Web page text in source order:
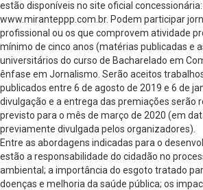
estão disponíveis no site oficial concessionária:
www.miranteppp.com.br. Podem participar
profissional ou os que comprovem atividade
mínimo de cinco anos (matérias publicadas e
universitários do curso de Bacharelado em
ênfase em Jornalismo. Serão aceitos
publicados entre 6 de agosto de 2019 e 6 de
divulgação e a entrega das premiações serão
previsto para o mês de março de 2020 (em
previamente divulgada pelos organizadores).
Entre as abordagens indicadas para o
estão a responsabilidade do cidadão no
ambiental; a importância do esgoto tratado
doenças e melhoria da saúde pública; os